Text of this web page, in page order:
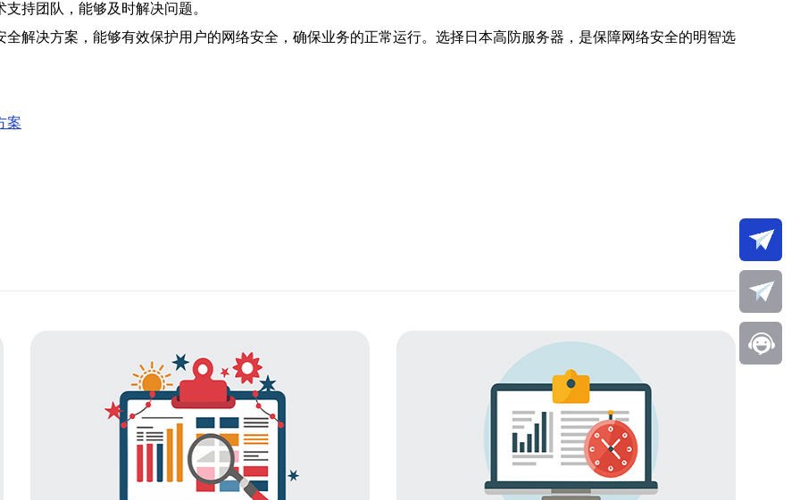
持团队，能够及时解决问题。
解决方案，能够有效保护用户的网络安全，确保业务的正常运行。选择日本高防服务器，是保障网络安全的明智选
案